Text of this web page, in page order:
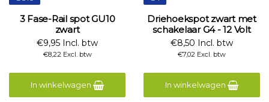
3 Fase-Rail spot GU10
zwart
€9,95 Incl. btw
€8,22 Excl. btw
In winkelwagen
Driehoekspot zwart met
schakelaar G4 - 12 Volt
€8,50 Incl. btw
€7,02 Excl. btw
In winkelwagen